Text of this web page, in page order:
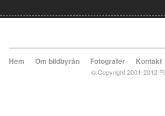
Hem Om bildbyrån Fotografer Kontakt
© Copyright 2001-2012